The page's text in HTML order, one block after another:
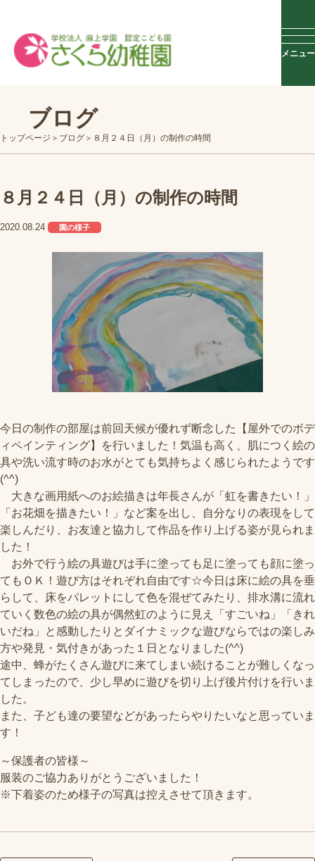
メニュー
ブログ
トップページ ブログ ８月２４日（月）の制作の時間
８月２４日（月）の制作の時間
2020.08.24 園の様子
今日の制作の部屋は前回天候が優れず断念した【屋外でのボデ
ィペインティング】を行いました！気温も高く、肌につく絵の
具や洗い流す時のお水がとても気持ちよく感じられたようです
(^^)
大きな画用紙へのお絵描きは年長さんが「虹を書きたい！」
「お花畑を描きたい！」など案を出し、自分なりの表現をして
楽しんだり、お友達と協力して作品を作り上げる姿が見られま
した！
お外で行う絵の具遊びは手に塗っても足に塗っても顔に塗っ
てもＯＫ！遊び方はそれぞれ自由です☆今日は床に絵の具を垂
らして、床をパレットにして色を混ぜてみたり、排水溝に流れ
ていく数色の絵の具が偶然虹のように見え「すごいね」「きれ
いだね」と感動したりとダイナミックな遊びならではの楽しみ
方や発見・気付きがあった１日となりました(^^)
途中、蜂がたくさん遊びに来てしまい続けることが難しくなっ
てしまったので、少し早めに遊びを切り上げ後片付けを行いま
した。
また、子ども達の要望などがあったらやりたいなと思っていま
す！
～保護者の皆様～
服装のご協力ありがとうございました！
※下着姿のため様子の写真は控えさせて頂きます。